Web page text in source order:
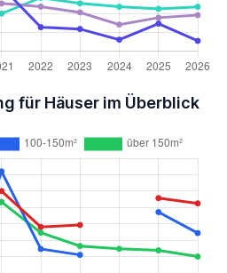
für Häuser im Überblick